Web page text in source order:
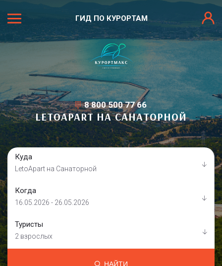
ГИД ПО КУРОРТАМ
8 800 500 77 66
LETOAPART НА САНАТОРНОЙ
Куда
LetoApart на Санаторной
Когда
16.05.2026 - 26.05.2026
Туристы
2 взрослых
НАЙТИ